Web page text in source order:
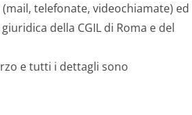
telefonate, videochiamate) ed
della CGIL di Roma e del
e tutti i dettagli sono